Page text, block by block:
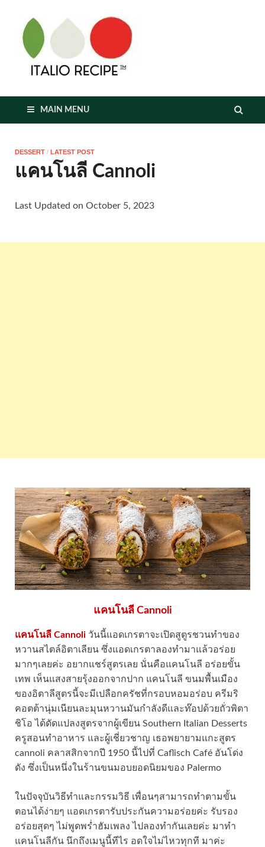
MAIN MENU
DESSERT / LATEST POST
แคนโนลี Cannoli
Last Updated on October 5, 2023
แคนโนลี Cannoli
แคนโนลี Cannoli วันนี้แอดเกรตาจะเปิดสูตูรชวนทำของ
หวานสไตล์อิตาเลียน ซึ่งแอดเกรตาลองทำมาแล้วอร่อย
มากๆเลยค่ะ อยากแชร์สูตรเลย นั่นคือแคนโนลี อร่อยขั้น
เทพ เห็นแสงสายรุ้งออกจากปาก แคนโนลี ขนมพื้นเมือง
ของอิตาลีสูตรนี้จะมีเปลือกครัชที่กรอบหอมอร่อบ ครีมริ
คอตต้านุ่มเนียนละมุนหวานมันกำลังดีและท๊อปด้วยถั่วพิตา
ชิโอ ได้ดัดแปลงสูตรจากผู้เขียน Southern Italian Desserts
ครูสอนทำอาหาร และผู้เชี่ยวชาญ เธอพยายามแกะสูตร
cannoli คลาสสิกจากปี 1950 นี้ไปที่ Caflisch Café อันโด่ง
ดัง ซึ่งเป็นหนึ่งในร้านขนมอบยอดนิยมของ Palermo
ในปัจจุบันวิธีทำและกรรมวิธี เพื่อนๆสามารถทำตามขั้น
ตอนได้ง่ายๆ แอดเกรตารับประกันความอร่อยค่ะ รับรอง
อร่อยสุดๆ ไม่พูดพร่ำฮัมเพลง ไปลองทำกันเลยค่ะ มาทำ
แคนโนลีกัน นึกถึงเมนูนี้ทีไร อดใจไม่ไหวทุกที มาค่ะ